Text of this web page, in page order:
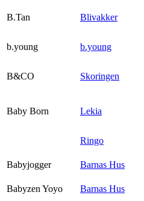
B.Tan Blivakker
b.young
b.young
B&CO Skoringen
Baby Born Lekia
Ringo
Babyjogger
Barnas Hus
Babyzen Yoyo
Barnas Hus